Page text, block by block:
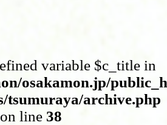
variable $c_title in
osakamon.jp/
tsumuraya/archive.php
on line 38